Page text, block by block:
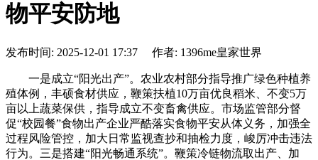
物平安防地
发布时间: 2025-12-01 17:37 作者: 1396me皇家世界
一是成立“阳光出产”。农业农村部分指导推广绿色种植养
殖体例，丰硕食材供应，鞭策扶植10万亩优良稻米、不变5万
亩以上蔬菜保供，指导成立不变畜禽供应。市场监管部分督
促“校园餐”食物出产企业严酷落实食物平安从体义务，加强全
过程风险管控，加大日常监视查抄和抽检力度，峻厉冲击违法
行为。三是搭建“阳光畅通系统”。鞭策冷链物流取出产、加